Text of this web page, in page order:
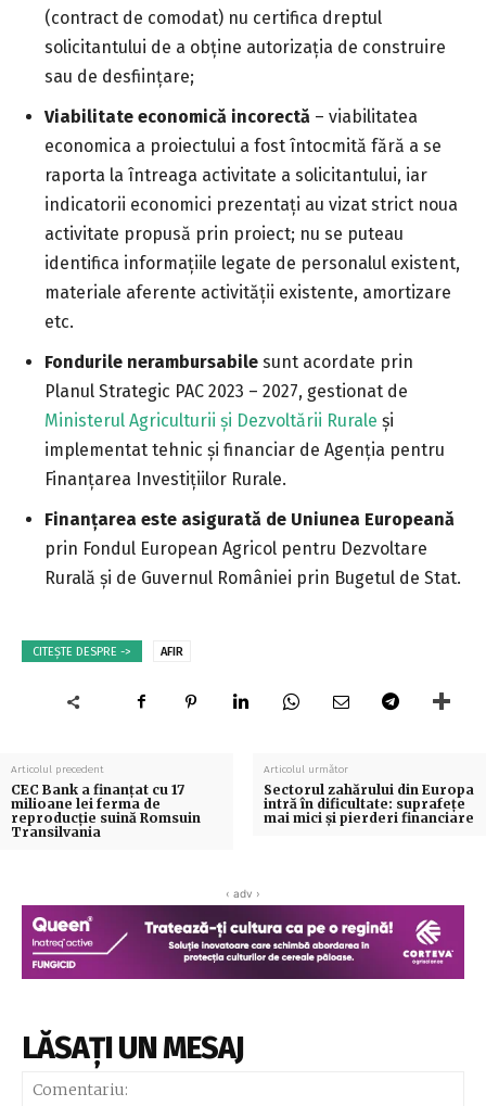
(contract de comodat) nu certifica dreptul
solicitantului de a obține autorizația de construire
sau de desființare;
Viabilitate economică incorectă – viabilitatea
economica a proiectului a fost întocmită fără a se
raporta la întreaga activitate a solicitantului, iar
indicatorii economici prezentați au vizat strict noua
activitate propusă prin proiect; nu se puteau
identifica informațiile legate de personalul existent,
materiale aferente activității existente, amortizare
etc.
Fondurile nerambursabile sunt acordate prin
Planul Strategic PAC 2023 – 2027, gestionat de
Ministerul Agriculturii și Dezvoltării Rurale și
implementat tehnic și financiar de Agenția pentru
Finanțarea Investițiilor Rurale.
Finanțarea este asigurată de Uniunea Europeană
prin Fondul European Agricol pentru Dezvoltare
Rurală și de Guvernul României prin Bugetul de Stat.
CITEȘTE DESPRE -> AFIR
Articolul precedent
CEC Bank a finanţat cu 17
milioane lei ferma de
reproducţie suină Romsuin
Transilvania
Articolul următor
Sectorul zahărului din Europa
intră în dificultate: suprafețe
mai mici și pierderi financiare
‹ adv ›
LĂSAȚI UN MESAJ